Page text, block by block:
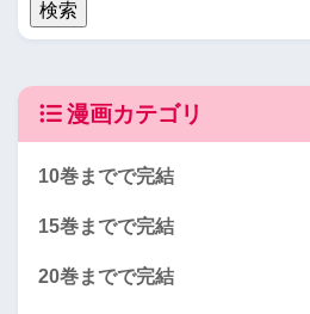
漫画カテゴリ
10巻までで完結
15巻までで完結
20巻までで完結